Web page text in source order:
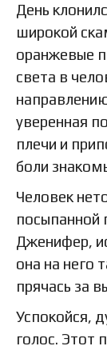
День
широкой
оранжевые
света в
уверенная
плечи и
боли
Человек
посыпанной
Дженифер,
она на него
прячась за
Успокойся,
голос. Этот